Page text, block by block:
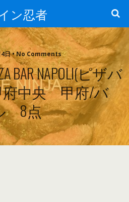
ン忍者
4日 • No Comments
NAPOLI(ピザバ
府中央 甲府/バ
8点